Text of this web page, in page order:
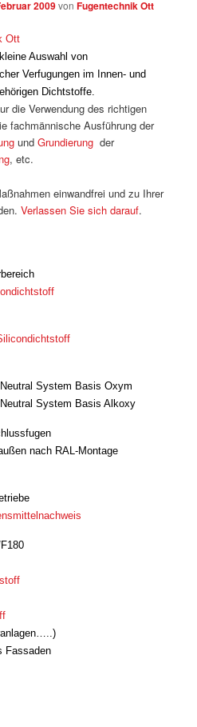
2009vonFugentechnik Ott
Ott
Auswahl von
Verfugungen im Innen- und
Dichtstoffe.
die Verwendung des richtigen
fachmännische Ausführung der
undGrundierung der
, etc.
einwandfrei und zu Ihrer
Verlassen Sie sich darauf.
Neutral System Basis Oxym
Neutral System Basis Alkoxy
nach RAL-Montage
Fassaden